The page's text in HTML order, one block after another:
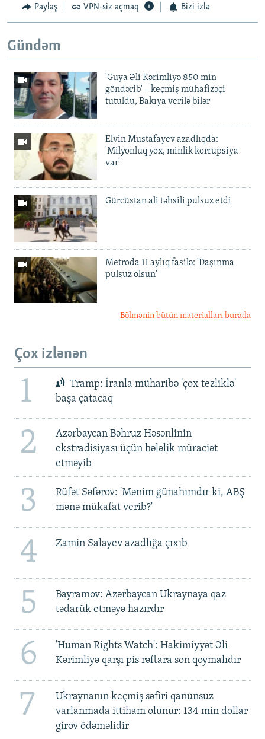
l
a
t
s
l
a
y
d
Paylaş VPN-siz açmaq Bizi izlə
Gündəm
'Guya Əli Kərimliyə 850 min
göndərib' – keçmiş mühafizəçi
tutuldu, Bakıya verilə bilər
Elvin Mustafayev azadlıqda:
'Milyonluq yox, minlik korrupsiya
var'
Gürcüstan ali təhsili pulsuz etdi
Metroda 11 aylıq fasilə: 'Daşınma
pulsuz olsun'
Bölmənin bütün materialları burada
Çox izlənən
1
Tramp: İranla müharibə 'çox tezliklə'
başa çatacaq
2
Azərbaycan Bəhruz Həsənlinin
ekstradisiyası üçün hələlik müraciət
etməyib
3
Rüfət Səfərov: 'Mənim günahımdır ki, ABŞ
mənə mükafat verib?'
4 Zamin Salayev azadlığa çıxıb
5
Bayramov: Azərbaycan Ukraynaya qaz
tədarük etməyə hazırdır
6
'Human Rights Watch': Hakimiyyət Əli
Kərimliyə qarşı pis rəftara son qoymalıdır
7
Ukraynanın keçmiş səfiri qanunsuz
varlanmada ittiham olunur: 134 min dollar
girov ödəməlidir